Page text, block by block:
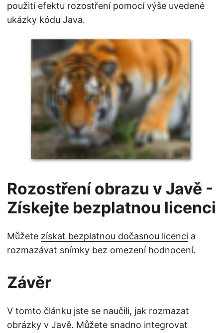
použití efektu rozostření pomocí výše uvedené
ukázky kódu Java.
Rozostření obrazu v Javě -
Získejte bezplatnou licenci
Můžete získat bezplatnou dočasnou licenci a
rozmazávat snímky bez omezení hodnocení.
Závěr
V tomto článku jste se naučili, jak rozmazat
obrázky v Javě. Můžete snadno integrovat